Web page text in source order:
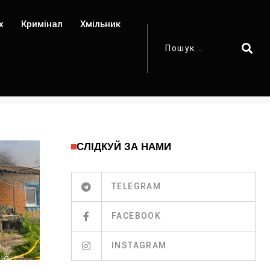
Кримінал Хмільник
СЛІДКУЙ ЗА НАМИ
TELEGRAM
FACEBOOK
INSTAGRAM